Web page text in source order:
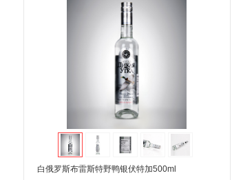
白俄罗斯布雷斯特野鸭银伏特加500ml